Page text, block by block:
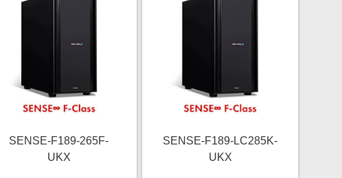
SENSE-F189-265F-
UKX
SENSE-F189-LC285K-
UKX